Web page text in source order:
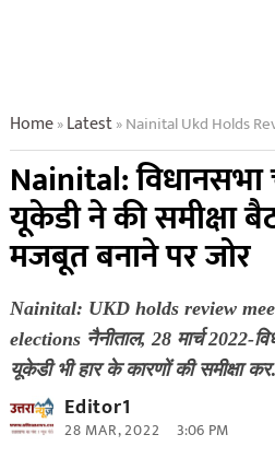
Home»Latest»Nainital Ukd Holds
Nainital: विधानसभा
यूकेडी ने की समीक्षा
मजबूत बनाने पर जोर
Nainital: UKD holds review
elections नैनीताल, 28 मार्च 2022-
यूकेडी भी हार के कारणों की समीक्षा
Editor1
28 MAR, 2022 3:06 PM